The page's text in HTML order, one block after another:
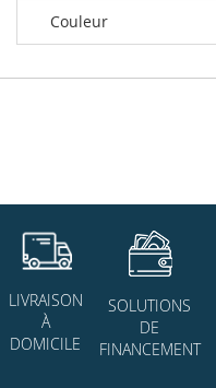
Couleur
LIVRAISON
À
DOMICILE
SOLUTIONS
DE
FINANCEMENT